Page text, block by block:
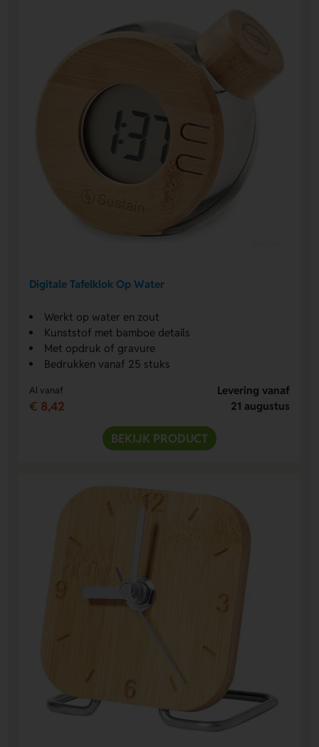
Digitale Tafelklok Op Water
Werkt op water en zout
Kunststof met bamboe details
Met opdruk of gravure
Bedrukken vanaf 25 stuks
Al vanaf
€ 8,42
Levering vanaf
21 augustus
BEKIJK PRODUCT